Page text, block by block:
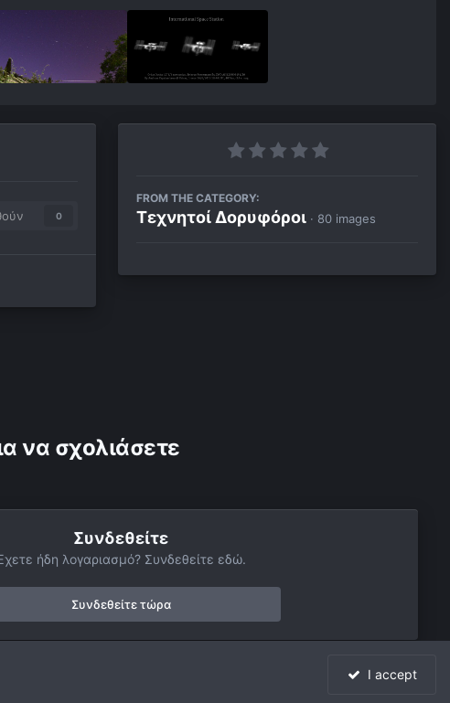
0
FROM THE CATEGORY:
Τεχνητοί Δορυφόροι · 80 images
να σχολιάσετε
Συνδεθείτε
ήδη λογαριασμό? Συνδεθείτε εδώ.
Συνδεθείτε τώρα
I accept